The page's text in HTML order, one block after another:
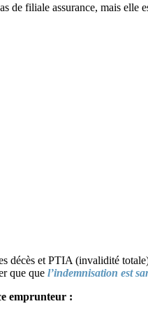
de filiale assurance, mais elle
décès et PTIA (invalidité
que que l’indemnisation est
emprunteur :